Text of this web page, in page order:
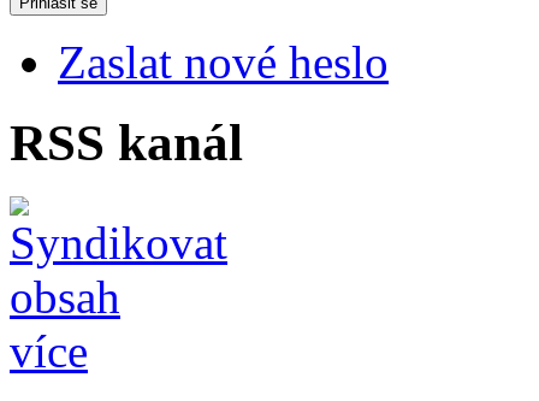
Zaslat nové heslo
RSS kanál
více